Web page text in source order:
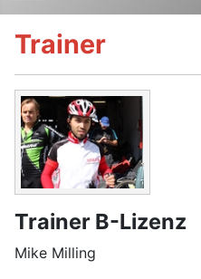
Trainer
Trainer B-Lizenz
Mike Milling